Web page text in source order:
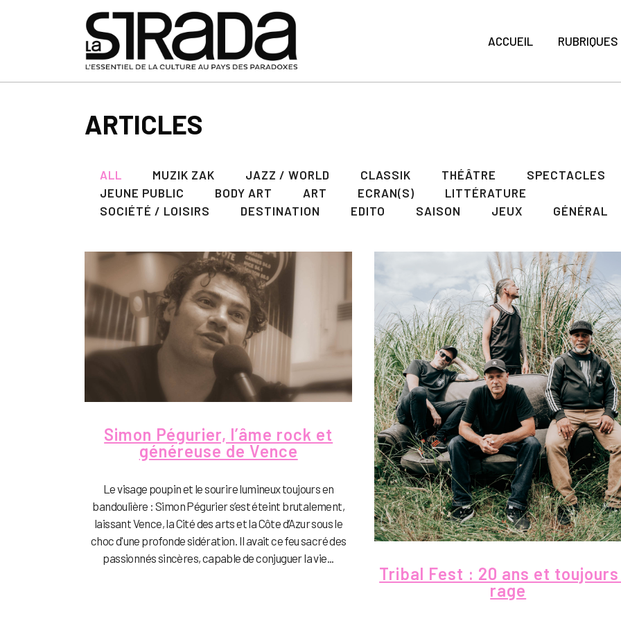
ACCUEIL RUBRIQUES
ARTICLES
ALL MUZIK ZAK JAZZ / WORLD CLASSIK THÉÂTRE
SPECTACLES
JEUNE PUBLIC
BODY ART ART ECRAN(S)
LITTÉRATURE
SOCIÉTÉ / LOISIRS
DESTINATION EDITO SAISON JEUX GÉNÉRAL
Simon Pégurier, l’âme rock et
généreuse de Vence
Le visage poupin et le sourire lumineux toujours en
bandoulière : Simon Pégurier s’est éteint brutalement,
laissant Vence, la Cité des arts et la Côte d’Azur sous le
choc d'une profonde sidération. Il avait ce feu sacré des
passionnés sincères, capable de conjuguer la vie...
Tribal Fest : 20 ans et
rage